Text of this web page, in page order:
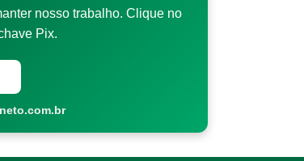
nosso trabalho. Clique no
Pix.